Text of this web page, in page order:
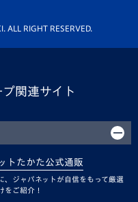
RIGHT RESERVED.
関連サイト
トたかた公式通販
、ジャパネットが自信をもって厳選
をご紹介！